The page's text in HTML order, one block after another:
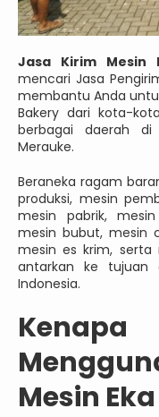
Jasa Kirim Mesin
mencari Jasa
membantu Anda
Bakery dari kota-
berbagai daerah
Merauke.
Beraneka ragam
produksi, mesin
mesin pabrik,
mesin bubut, mesin
mesin es krim, serta
antarkan ke tujuan
Indonesia.
Mesin